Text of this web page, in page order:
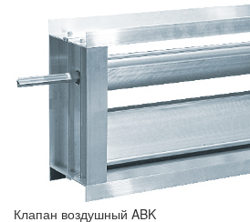
Клапан воздушный ABK